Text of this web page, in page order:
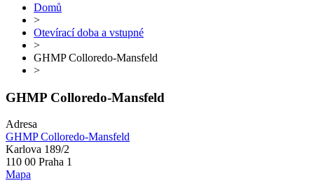
Domů
>
Otevírací doba a vstupné
>
GHMP Colloredo-Mansfeld
>
GHMP Colloredo-Mansfeld
Adresa
GHMP Colloredo-Mansfeld
Karlova 189/2
110 00 Praha 1
Mapa